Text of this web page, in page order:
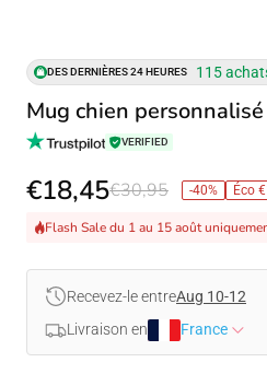
DES DERNIÈRES 24 HEURES 115
Mug chien
VERIFIED
€18,45€30,95 -40% Éco
Flash Sale du 1 au 15 août
Recevez-le entreAug 10-12
Livraison en
France